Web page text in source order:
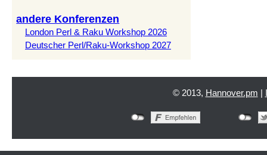
andere Konferenzen
London Perl & Raku Workshop 2026
Deutscher Perl/Raku-Workshop 2027
© 2013, Hannover.pm